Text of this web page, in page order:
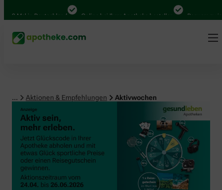
Mal in Deutschland Online bei Ihrer Apotheke bestellen Bequem
... Aktionen & Empfehlungen Aktivwochen